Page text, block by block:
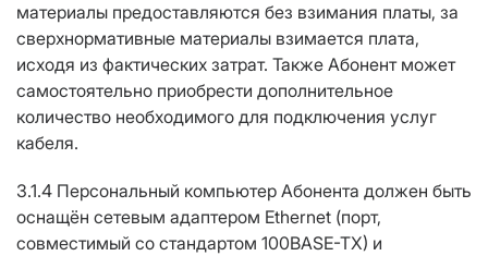
материалы предоставляются без взимания платы, за
сверхнормативные материалы взимается плата,
исходя из фактических затрат. Также Абонент может
самостоятельно приобрести дополнительное
количество необходимого для подключения услуг
кабеля.
3.1.4 Персональный компьютер Абонента должен быть
оснащён сетевым адаптером Ethernet (порт,
совместимый со стандартом 100BASE-TX) и